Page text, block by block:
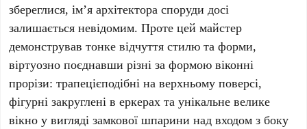
збереглися, ім’я архітектора споруди досі
залишається невідомим. Проте цей майстер
демонстрував тонке відчуття стилю та форми,
віртуозно поєднавши різні за формою віконні
прорізи: трапецієподібні на верхньому поверсі,
фігурні закруглені в еркерах та унікальне велике
вікно у вигляді замкової шпарини над входом з боку